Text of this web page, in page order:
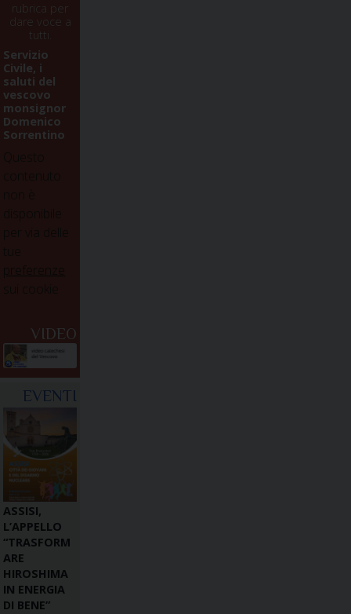
rubrica per
dare voce a
tutti.
Servizio
Civile, i
saluti del
vescovo
monsignor
Domenico
Sorrentino
VIDEO
EVENTI
ASSISI,
L’APPELLO
“TRASFORM
ARE
HIROSHIMA
IN ENERGIA
DI BENE”